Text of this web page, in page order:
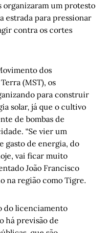
organizaram um protesto
estrada para pressionar
contra os cortes
dos
(MST), os
para construir
solar, já que o cultivo
de bombas de
“Se vier um
gasto de energia, do
vai ficar muito
João Francisco
na região como Tigre.
do licenciamento
há previsão de